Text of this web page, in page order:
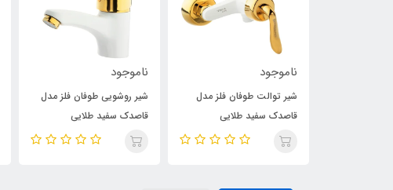
ناموجود
شیر توالت طوفان فلز مدل
قاصدک سفید طلایی
ناموجود
شیر روشویی طوفان فلز مدل
قاصدک سفید طلایی